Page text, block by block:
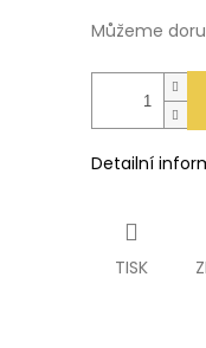
Můžeme
Detailní
TISK